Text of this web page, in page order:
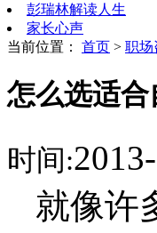
彭瑞林解读人生
家长心声
当前位置： 首页 > 职场
怎么选适
时间:
就像许